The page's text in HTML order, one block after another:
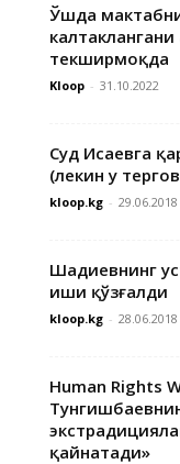
Ўшда
текширмоқда
Kloop - 31.10.2022
Суд Исаевга
(лекин у
kloop.kg - 29.06.2018
Шадиевнинг
иши қўзғалди
kloop.kg - 28.06.2018
Human Rights
қайнатади»